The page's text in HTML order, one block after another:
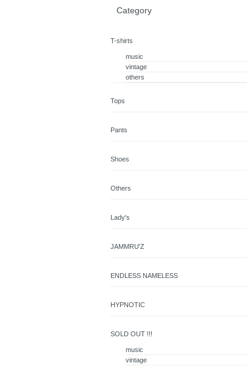
Category
T-shirts
music
vintage
others
Tops
Pants
Shoes
Others
Lady's
JAMMRU'Z
ENDLESS NAMELESS
HYPNOTIC
SOLD OUT !!!
music
vintage